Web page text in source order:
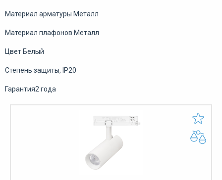
Материал арматуры Металл
Материал плафонов Металл
Цвет Белый
Степень защиты, IP20
Гарантия2 года